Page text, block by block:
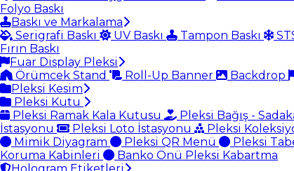
Folyo Baskı
Baskı ve Markalama
Serigrafi Baskı
UV Baskı Tampon Baskı
Fırın Baskı
Fuar Display Pleksi
Örümcek Stand
Roll-Up Banner Backdrop
Pleksi Kesim
Pleksi Kutu
Pleksi Ramak Kala Kutusu
Pleksi Bağış -
İstasyonu
Pleksi Loto İstasyonu Pleksi
Mimik Diyagram
Pleksi QR Menü Pleksi
Koruma Kabinleri
Banko Önü Pleksi Kabartma